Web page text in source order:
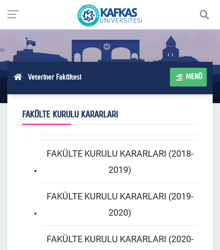
Veteriner Fakültesi MENÜ
FAKÜLTE KURULU KARARLARI
FAKÜLTE KURULU KARARLARI (2018-
2019)
FAKÜLTE KURULU KARARLARI (2019-
2020)
FAKÜLTE KURULU KARARLARI (2020-